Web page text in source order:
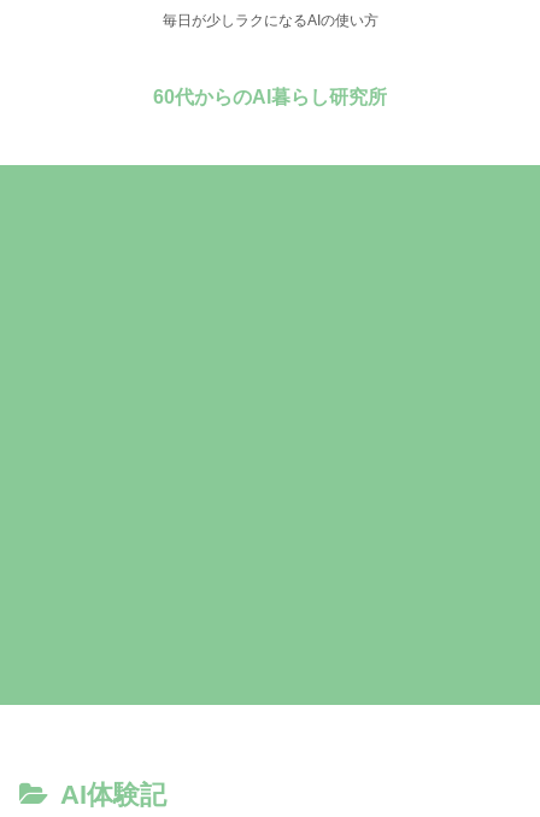
毎日が少しラクになるAIの使い方
60代からのAI暮らし研究所
AI体験記